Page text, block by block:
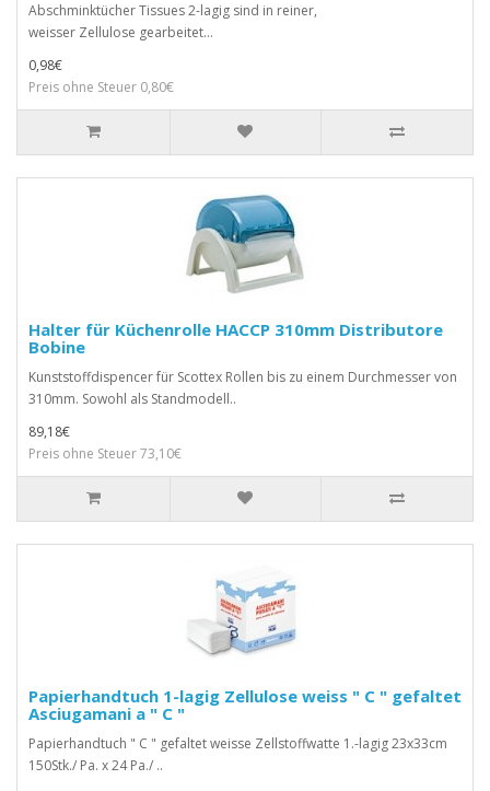
Abschminktücher Tissues 2-lagig sind in reiner,
weisser Zellulose gearbeitet...
0,98€
Preis ohne Steuer 0,80€
Halter für Küchenrolle HACCP 310mm Distributore
Bobine
Kunststoffdispencer für Scottex Rollen bis zu einem Durchmesser von
310mm. Sowohl als Standmodell..
89,18€
Preis ohne Steuer 73,10€
Papierhandtuch 1-lagig Zellulose weiss " C " gefaltet
Asciugamani a " C "
Papierhandtuch " C " gefaltet weisse Zellstoffwatte 1.-lagig 23x33cm
150Stk./ Pa. x 24 Pa./ ..